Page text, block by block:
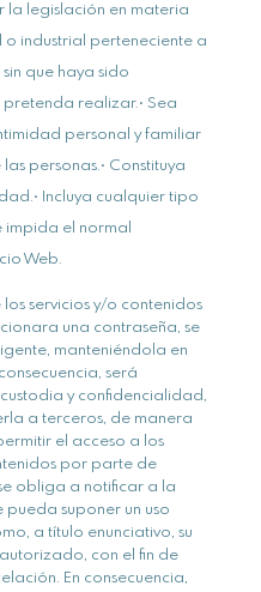
legislación en materia
industrial perteneciente a
que haya sido
realizar.• Sea
personal y familiar
personas.• Constituya
Incluya cualquier tipo
el normal
Web.
servicios y/o contenidos
una contraseña, se
manteniéndola en
será
y confidencialidad,
a terceros, de manera
el acceso a los
por parte de
obliga a notificar a la
suponer un uso
a título enunciativo, su
con el fin de
En consecuencia,